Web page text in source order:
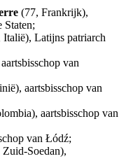
(77, Frankrijk),
Staten;
Latijns patriarch
van
aartsbisschop van
aartsbisschop van
van Łódź;
Zuid-Soedan),